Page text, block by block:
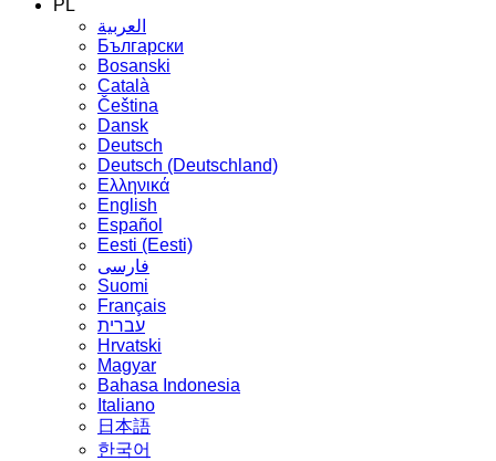
PL
العربية
Български
Bosanski
Сatalà
Čeština
Dansk
Deutsch
Deutsch (Deutschland)
Ελληνικά
English
Español
Eesti (Eesti)
فارسی
Suomi
Français
עברית
Hrvatski
Magyar
Bahasa Indonesia
Italiano
日本語
한국어